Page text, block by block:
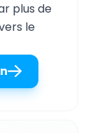
plus de
le